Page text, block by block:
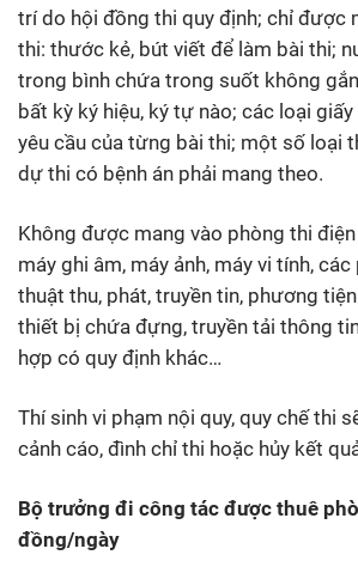
trí do hội đồng thi quy định; chỉ được
thi: thước kẻ, bút viết để làm bài thi;
trong bình chứa trong suốt không
bất kỳ ký hiệu, ký tự nào; các loại
yêu cầu của từng bài thi; một số loại
dự thi có bệnh án phải mang theo.
Không được mang vào phòng thi
máy ghi âm, máy ảnh, máy vi tính,
thuật thu, phát, truyền tin, phương
thiết bị chứa đựng, truyền tải thông
hợp có quy định khác…
Thí sinh vi phạm nội quy, quy chế thi
cảnh cáo, đình chỉ thi hoặc hủy kết
Bộ trưởng đi công tác được thuê
đồng/ngày